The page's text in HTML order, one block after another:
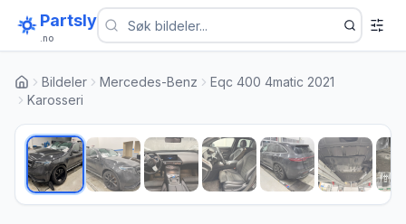
Partsly
.no
Bildeler Mercedes-Benz
Eqc 400 4matic 2021
Karosseri